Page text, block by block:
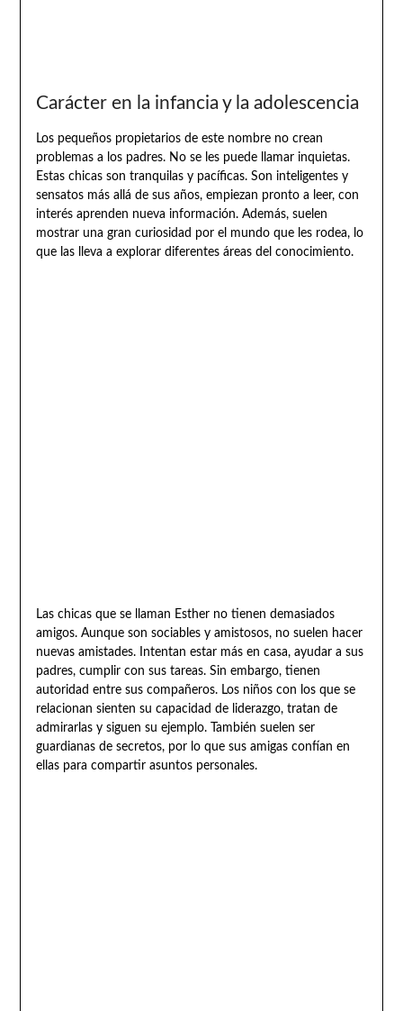
Carácter en la infancia y la adolescencia
Los pequeños propietarios de este nombre no crean
problemas a los padres. No se les puede llamar inquietas.
Estas chicas son tranquilas y pacíficas. Son inteligentes y
sensatos más allá de sus años, empiezan pronto a leer, con
interés aprenden nueva información. Además, suelen
mostrar una gran curiosidad por el mundo que les rodea, lo
que las lleva a explorar diferentes áreas del conocimiento.
Las chicas que se llaman Esther no tienen demasiados
amigos. Aunque son sociables y amistosos, no suelen hacer
nuevas amistades. Intentan estar más en casa, ayudar a sus
padres, cumplir con sus tareas. Sin embargo, tienen
autoridad entre sus compañeros. Los niños con los que se
relacionan sienten su capacidad de liderazgo, tratan de
admirarlas y siguen su ejemplo. También suelen ser
guardianas de secretos, por lo que sus amigas confían en
ellas para compartir asuntos personales.